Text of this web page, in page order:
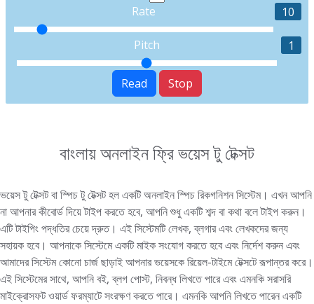
Rate 10
Pitch 1
Read Stop
বাংলায় অনলাইন ফ্রি ভয়েস টু টেক্সট
ভয়েস টু টেক্সট বা স্পিচ টু টেক্সট হল একটি অনলাইন স্পিচ রিকগনিশন সিস্টেম। এখন আপনি
না আপনার কীবোর্ড দিয়ে টাইপ করতে হবে, আপনি শুধু একটি শব্দ বা কথা বলে টাইপ করুন।
এটি টাইপিং পদ্ধতির চেয়ে দ্রুত। এই সিস্টেমটি লেখক, ব্লগার এবং লেখকদের জন্য
সহায়ক হবে। আপনাকে সিস্টেমে একটি মাইক সংযোগ করতে হবে এবং নির্দেশ করুন এবং
আমাদের সিস্টেম কোনো চার্জ ছাড়াই আপনার ভয়েসকে রিয়েল-টাইমে টেক্সটে রূপান্তর করে।
এই সিস্টেমের সাথে, আপনি বই, ব্লগ পোস্ট, নিবন্ধ লিখতে পারে এবং এমনকি সরাসরি
মাইক্রোসফট ওয়ার্ড ফরম্যাটে সংরক্ষণ করতে পারে। এমনকি আপনি লিখতে পারেন একটি